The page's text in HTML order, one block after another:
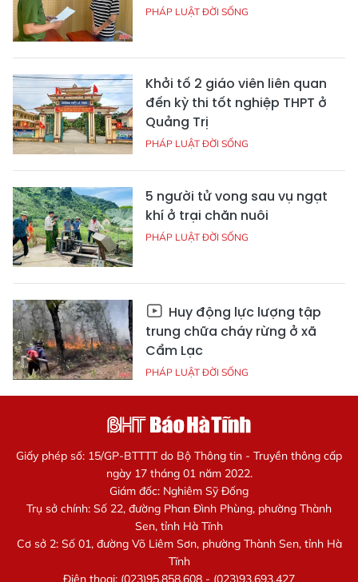
PHÁP LUẬT ĐỜI SỐNG
Khởi tố 2 giáo viên liên quan
đến kỳ thi tốt nghiệp THPT ở
Quảng Trị
PHÁP LUẬT ĐỜI SỐNG
5 người tử vong sau vụ ngạt
khí ở trại chăn nuôi
PHÁP LUẬT ĐỜI SỐNG
Huy động lực lượng tập
trung chữa cháy rừng ở xã
Cẩm Lạc
PHÁP LUẬT ĐỜI SỐNG
Giấy phép số: 15/GP-BTTTT do Bộ Thông tin - Truyền thông cấp
ngày 17 tháng 01 năm 2022.
Giám đốc: Nghiêm Sỹ Đống
Trụ sở chính: Số 22, đường Phan Đình Phùng, phường Thành
Sen, tỉnh Hà Tĩnh
Cơ sở 2: Số 01, đường Võ Liêm Sơn, phường Thành Sen, tỉnh Hà
Tĩnh
Điện thoại: (023)95.858.608 - (023)93.693.427